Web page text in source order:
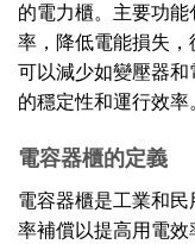
的電力櫃。主要功
率，降低電能損失
可以減少如變壓器
的穩定性和運行效率
電容器櫃的定義
電容器櫃是工業和
率補償以提高用電